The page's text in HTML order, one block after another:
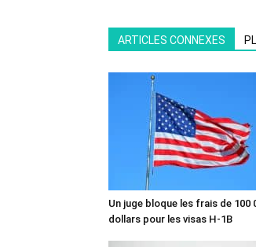
ARTICLES CONNEXES
Un juge bloque les frais de 100
dollars pour les visas H-1B